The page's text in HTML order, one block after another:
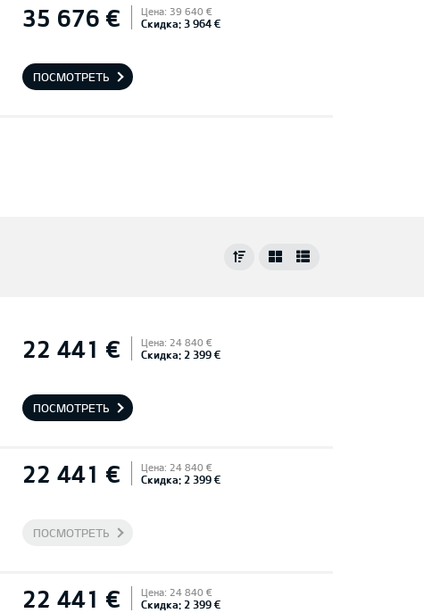
35 676 € Цена: 39 640 €
Скидка: 3 964 €
ПОСМОТРЕТЬ
22 441 € Цена: 24 840 €
Скидка: 2 399 €
ПОСМОТРЕТЬ
22 441 € Цена: 24 840 €
Скидка: 2 399 €
ПОСМОТРЕТЬ
22 441 € Цена: 24 840 €
Скидка: 2 399 €